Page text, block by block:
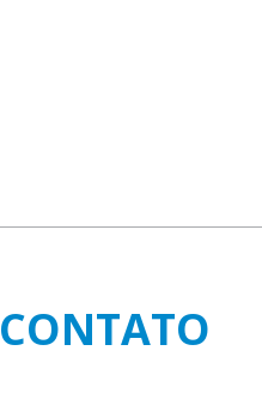
CONTATO